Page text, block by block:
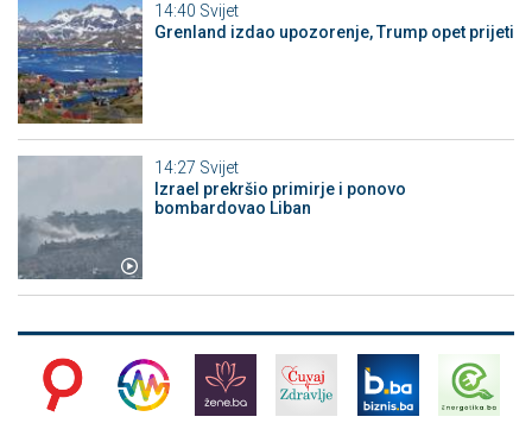
14:40 Svijet
Grenland izdao upozorenje, Trump opet prijeti
14:27 Svijet
Izrael prekršio primirje i ponovo
bombardovao Liban